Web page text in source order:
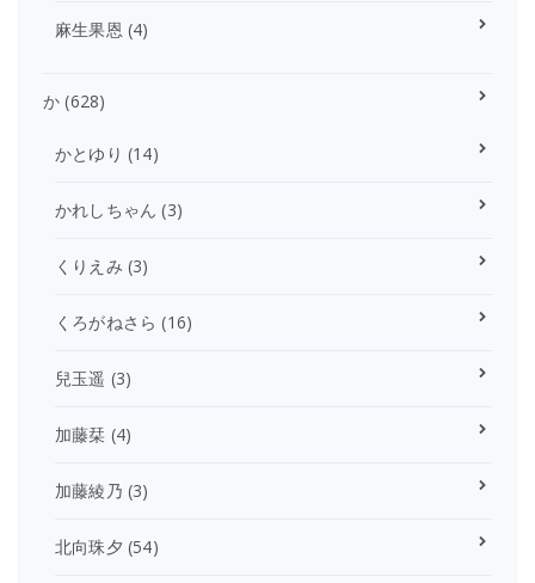
麻生果恩 (4)
か (628)
かとゆり (14)
かれしちゃん (3)
くりえみ (3)
くろがねさら (16)
兒玉遥 (3)
加藤栞 (4)
加藤綾乃 (3)
北向珠夕 (54)